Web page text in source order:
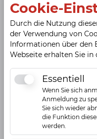
Barzahlung
Ansprechpartner
Herr Patrik
Inhaber
Cookie-
Durch die Nutzung
der Verwendung von
Informationen über den
Webseite erhalten Sie in
EssentiellEssentiell
Wenn Sie sich
Anmeldung zu
Sie sich wieder
die Funktion
werden.